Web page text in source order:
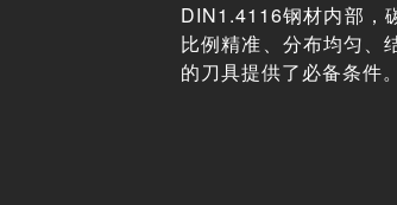
DIN1.4116钢材内部，
比例精准、分布均匀、
的刀具提供了必备条件。